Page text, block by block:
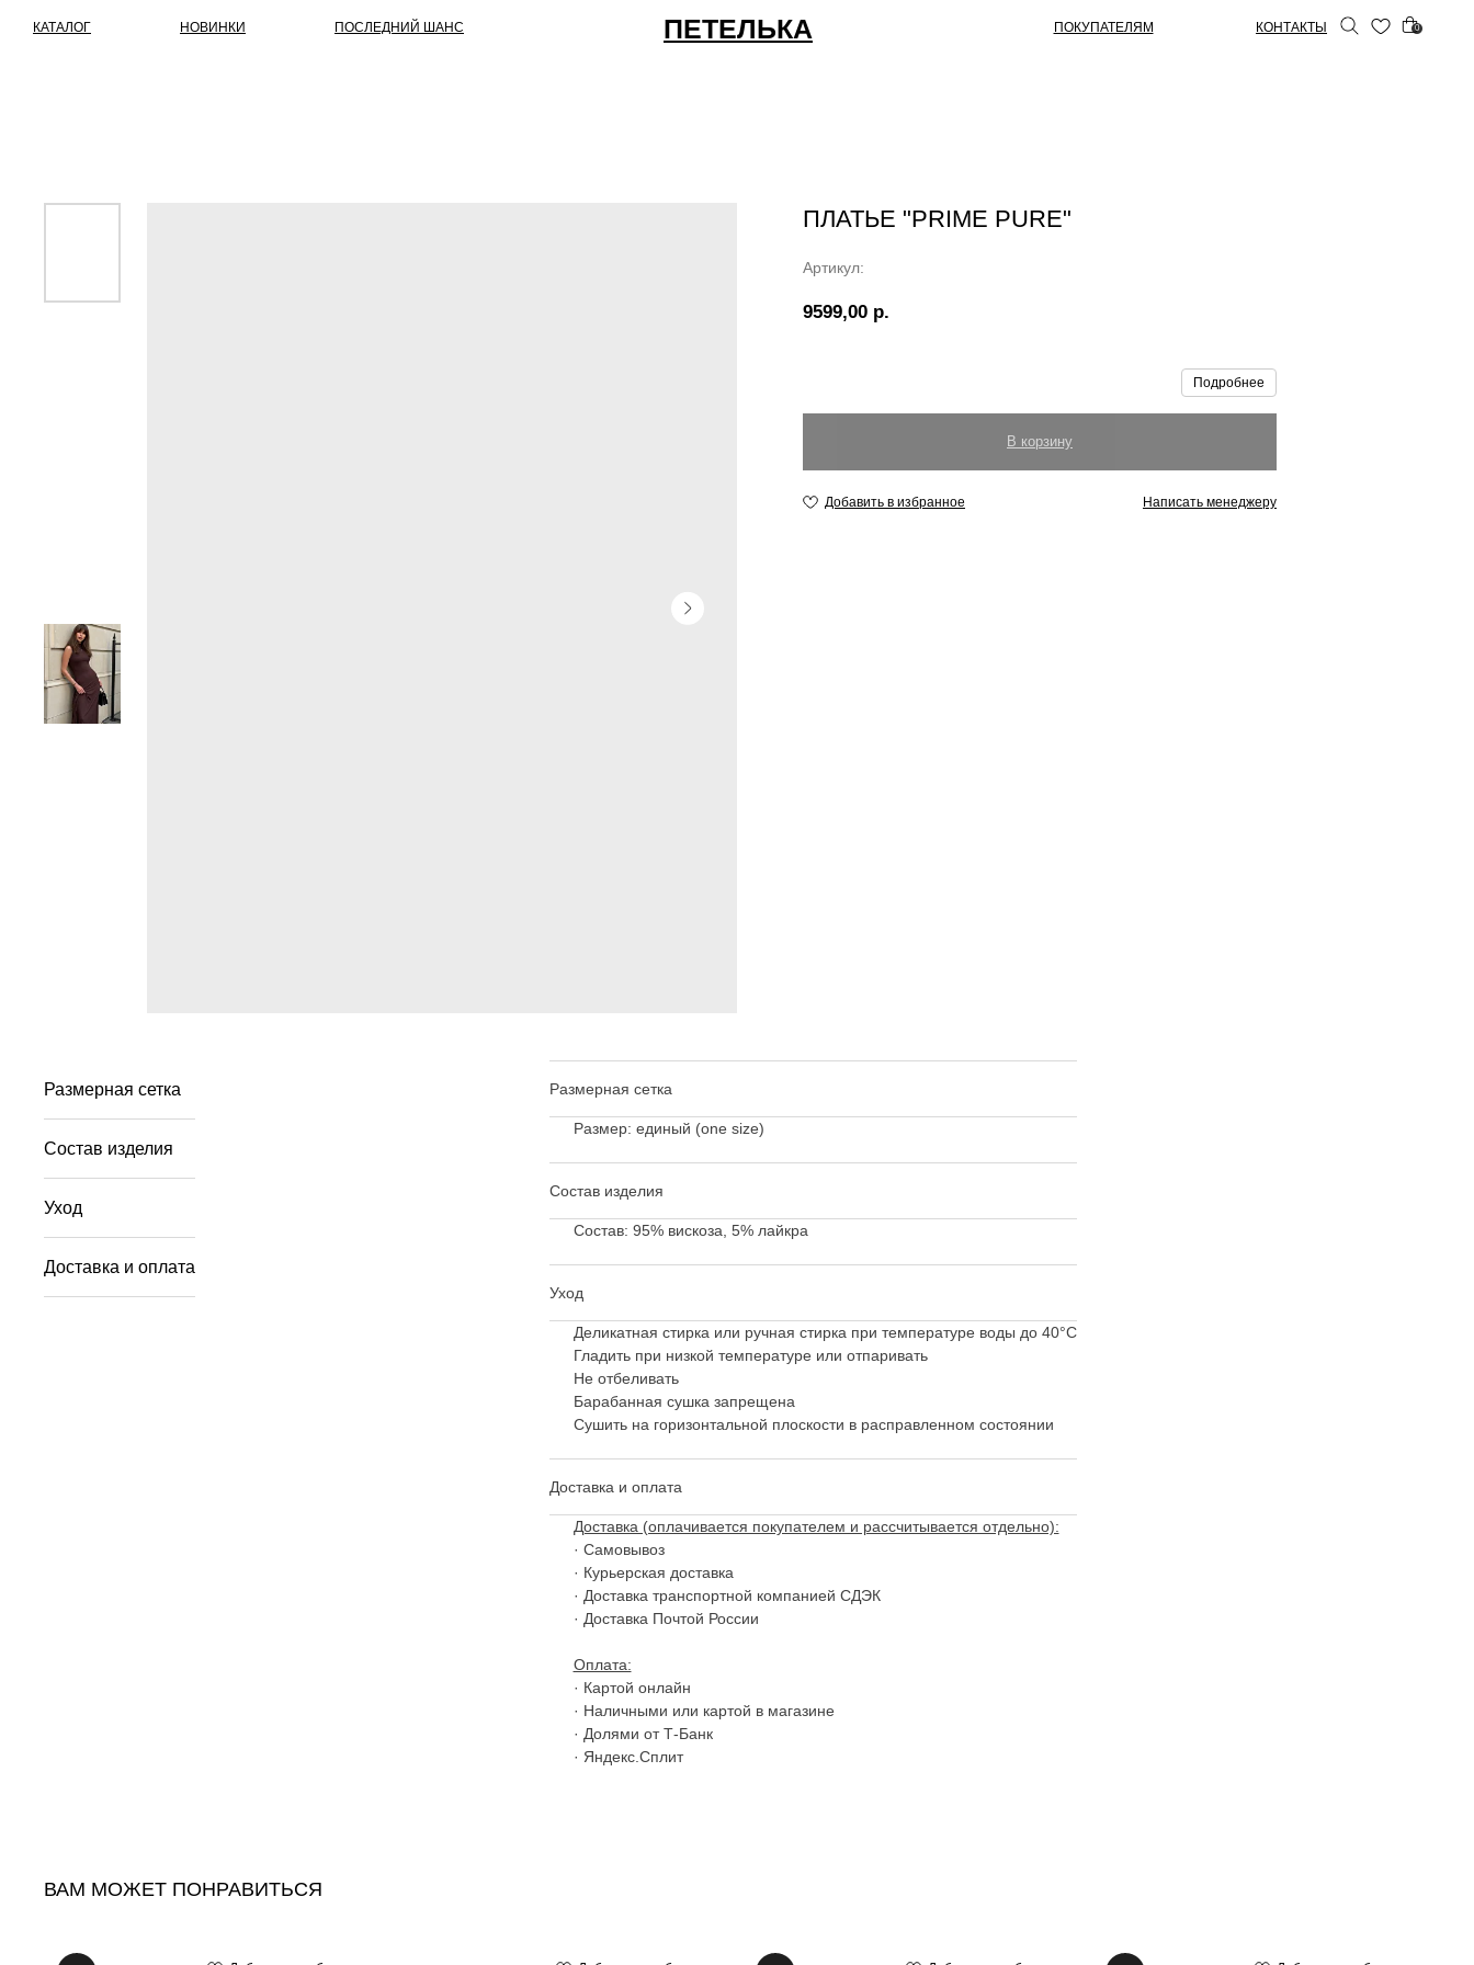
ПЕТЕЛЬКА
КАТАЛОГ НОВИНКИ ПОСЛЕДНИЙ ШАНС ПОКУПАТЕЛЯМ КОНТАКТЫ 0
ПЛАТЬЕ "PRIME PURE"
Артикул:
9599,00 р.
Подробнее
В корзину
Написать менеджеру
Размерная сетка
Состав изделия
Уход
Доставка и оплата
Размерная сетка
Размер: единый (one size)
Состав изделия
Cостав: 95% вискоза, 5% лайкра
Уход
Деликатная стирка или ручная стирка при температуре воды до 40°C
Гладить при низкой температуре или отпаривать
Не отбеливать
Барабанная сушка запрещена
Сушить на горизонтальной плоскости в расправленном состоянии
Доставка и оплата
Доставка (оплачивается покупателем и рассчитывается отдельно):
· Самовывоз
· Курьерская доставка
· Доставка транспортной компанией СДЭК
· Доставка Почтой России
Оплата:
· Картой онлайн
· Наличными или картой в магазине
· Долями от Т-Банк
· Яндекс.Сплит
ВАМ МОЖЕТ ПОНРАВИТЬСЯ